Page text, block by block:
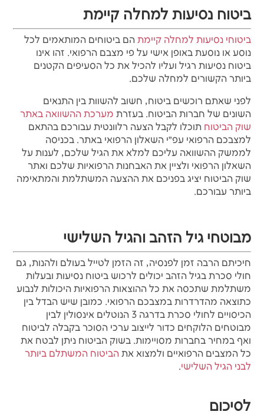
ביטוח נסיעות למחלה קיימת
ביטוחי נסיעות למחלה קיימת הם ביטוחים המותאמים לכל
נוסע או נוסעת באופן אישי על פי מצבם הרפואי. זהו אינו
ביטוח נסיעות רגיל ועליו להכיל את כל הסעיפים הקטנים
ביותר הקשורים למחלה שלכם.
לפני שאתם רוכשים ביטוח, חשוב להשוות בין התנאים
השונים של חברות הביטוח. בעזרת מערכת ההשוואה באתר
שוק הביטוח תוכלו לקבל הצעה רלוונטית עבורכם בהתאם
למצבכם הרפואי עפ״י השאלון הרפואי באתר. בכניסה
לממשק ההשוואה עליכם למלא את הגיל שלכם, לענות על
השאלון הרפואי ולציין את האבחנות הרפואיות שלכם ואתר
שוק הביטוח יציג בפניכם את ההצעה המשתלמת והמתאימה
ביותר עבורכם.
מבוטחי גיל הזהב והגיל השלישי
חיכיתם הרבה זמן לפנסיה, זה הזמן לטייל בעולם ולהנות, גם
חולי סכרת בגיל הזהב יכולים לרכוש ביטוח נסיעות ובעלות
משתלמת שתכסה את כל ההוצאות הרפואיות היכולות לנבוע
כתוצאה מהדרדרות במצבכם הרפואי. כמובן שיש הבדל בין
הכיסויים לחולי סכרת בדרגה 3 הנוטלים אינסולין לבין
מבוטחים הלוקחים כדור לייצוב ערכי הסוכר בקבלה לביטוח
ואף במחיר בחברות מסויימות. בשוק הביטוח ניתן לבטח את
כל המצבים הרפואיים ולמצוא אתהביטוח המשתלם ביותר
לבני הגיל השלישי.
לסיכום